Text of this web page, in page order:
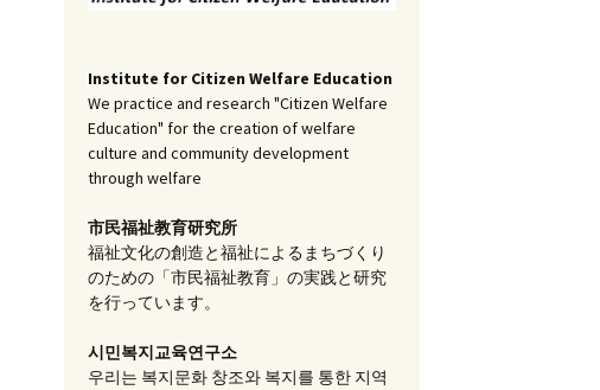
Institute for Citizen Welfare Education
We practice and research "Citizen Welfare
Education" for the creation of welfare
culture and community development
through welfare
市民福祉教育研究所
福祉文化の創造と福祉によるまちづくり
のための「市民福祉教育」の実践と研究
を行っています。
시민복지교육연구소
우리는 복지문화 창조와 복지를 통한 지역